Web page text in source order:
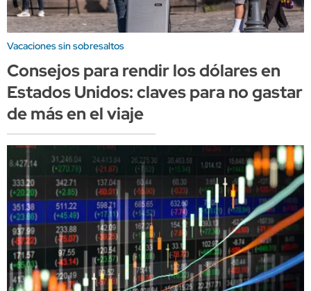
Vacaciones sin sobresaltos
Consejos para rendir los dólares en
Estados Unidos: claves para no gastar
de más en el viaje